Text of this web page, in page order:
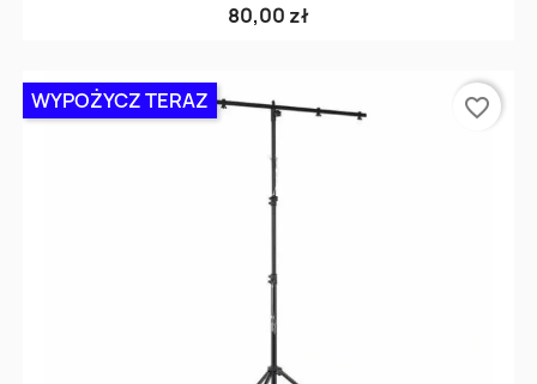
80,00 zł
WYPOŻYCZ TERAZ favorite_border